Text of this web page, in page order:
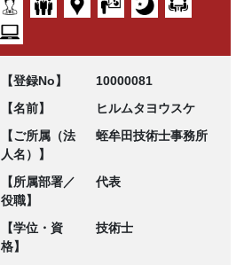
【登録No】
10000081
【名前】
ヒルムタヨウスケ
【ご所属（法
人名）】
蛭牟田技術士事務所
【所属部署／
役職】
代表
【学位・資
格】
技術士